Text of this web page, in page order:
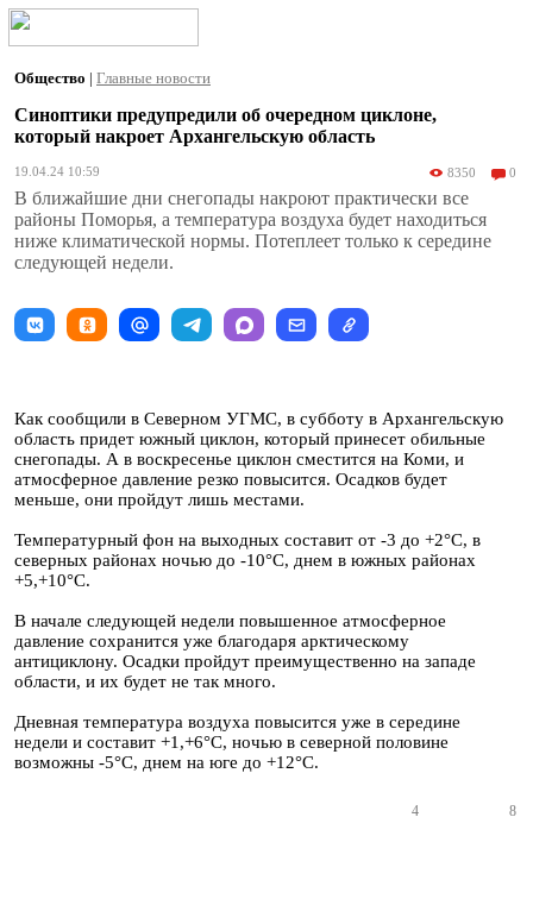
Общество | Главные новости
Синоптики предупредили об очередном циклоне,
который накроет Архангельскую область
19.04.24 10:59 8350 0
В ближайшие дни снегопады накроют практически все
районы Поморья, а температура воздуха будет находиться
ниже климатической нормы. Потеплеет только к середине
следующей недели.
Как сообщили в Северном УГМС, в субботу в Архангельскую
область придет южный циклон, который принесет обильные
снегопады. А в воскресенье циклон сместится на Коми, и
атмосферное давление резко повысится. Осадков будет
меньше, они пройдут лишь местами.
Температурный фон на выходных составит от -3 до +2°С, в
северных районах ночью до -10°С, днем в южных районах
+5,+10°С.
В начале следующей недели повышенное атмосферное
давление сохранится уже благодаря арктическому
антициклону. Осадки пройдут преимущественно на западе
области, и их будет не так много.
Дневная температура воздуха повысится уже в середине
недели и составит +1,+6°С, ночью в северной половине
возможны -5°С, днем на юге до +12°С.
4 8